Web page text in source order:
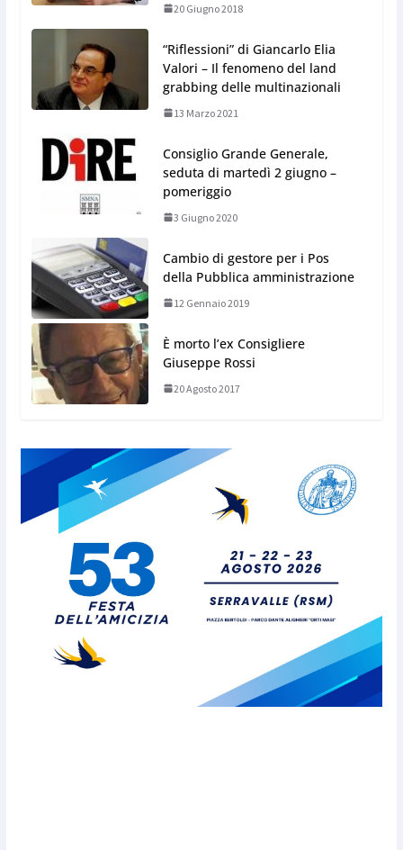
20 Giugno 2018
“Riflessioni” di Giancarlo Elia
Valori – Il fenomeno del land
grabbing delle multinazionali
13 Marzo 2021
Consiglio Grande Generale,
seduta di martedì 2 giugno –
pomeriggio
3 Giugno 2020
Cambio di gestore per i Pos
della Pubblica amministrazione
12 Gennaio 2019
È morto l’ex Consigliere
Giuseppe Rossi
20 Agosto 2017